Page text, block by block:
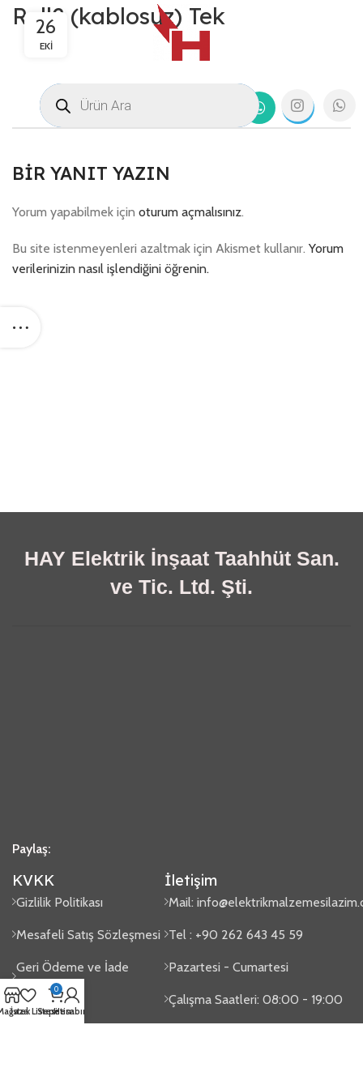
Roll2 (kablosuz) Tek
26
EKI
BIR YANIT YAZIN
Yorum yapabilmek için oturum açmalısınız.
Bu site istenmeyenleri azaltmak için Akismet kullanır. Yorum
verilerinizin nasıl işlendiğini öğrenin.
HAY Elektrik İnşaat Taahhüt San.
ve Tic. Ltd. Şti.
Paylaş:
KVKK
Gizlilik Politikası
Mesafeli Satış Sözleşmesi
Geri Ödeme ve İade
Politikası
Sipariş Takip
İletişim
Mail:
Tel : +90 262 643 45 59
Pazartesi - Cumartesi
Çalışma Saatleri: 08:00 - 19:00
İstek Listesi
0
Sepetim
Hesabım